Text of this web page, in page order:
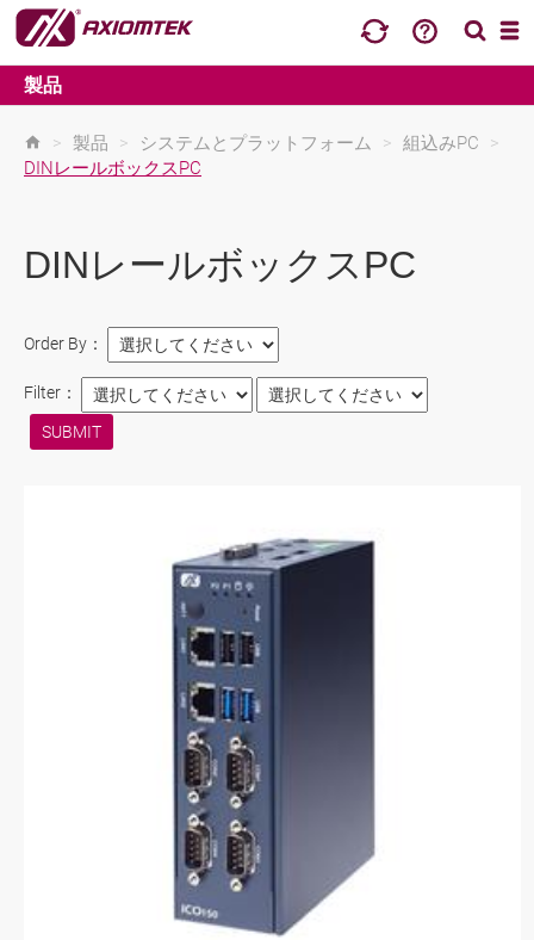
製品
> 製品 > システムとプラットフォーム > 組込みPC
>
DINレールボックスPC
DINレールボックスPC
Order By：
Filter：